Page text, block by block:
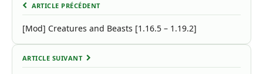
ARTICLE PRÉCÉDENT
[Mod] Creatures and Beasts [1.16.5 – 1.19.2]
ARTICLE SUIVANT